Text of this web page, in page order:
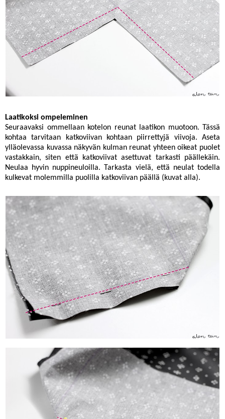
Laatikoksi ompeleminen
Seuraavaksi ommellaan kotelon reunat laatikon muotoon. Tässä
kohtaa tarvitaan katkoviivan kohtaan piirrettyjä viivoja. Aseta
ylläolevassa kuvassa näkyvän kulman reunat yhteen oikeat puolet
vastakkain, siten että katkoviivat asettuvat tarkasti päällekäin.
Neulaa hyvin nuppineuloilla. Tarkasta vielä, että neulat todella
kulkevat molemmilla puolilla katkoviivan päällä (kuvat alla).